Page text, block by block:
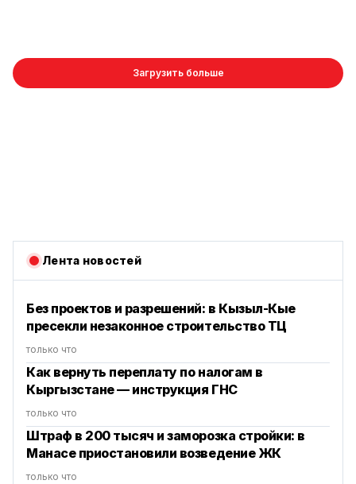
Загрузить больше
Лента новостей
Без проектов и разрешений: в Кызыл-Кые
пресекли незаконное строительство ТЦ
только что
Как вернуть переплату по налогам в
Кыргызстане — инструкция ГНС
только что
Штраф в 200 тысяч и заморозка стройки: в
Манасе приостановили возведение ЖК
только что